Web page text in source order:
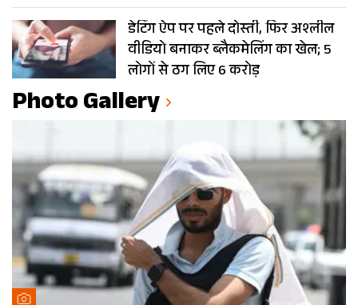
डेटिंग ऐप पर पहले दोस्ती, फिर अश्लील
वीडियो बनाकर ब्लैकमेलिंग का खेल; 5
लोगों से ठग लिए 6 करोड़
Photo Gallery